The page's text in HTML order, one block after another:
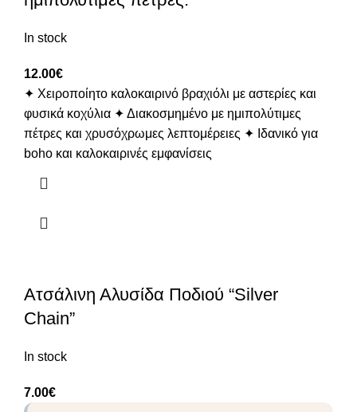
In stock
12.00€
✦ Χειροποίητο καλοκαιρινό βραχιόλι με αστερίες και
φυσικά κοχύλια ✦ Διακοσμημένο με ημιπολύτιμες
πέτρες και χρυσόχρωμες λεπτομέρειες ✦ Ιδανικό για
boho και καλοκαιρινές εμφανίσεις
Ατσάλινη Αλυσίδα Ποδιού “Silver
Chain”
In stock
7.00€